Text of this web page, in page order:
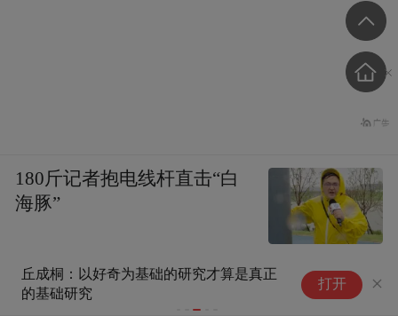
丘成桐：以好奇为基础的研究才算是真正
的基础研究
打开
180斤记者抱电线杆直击“白
海豚”